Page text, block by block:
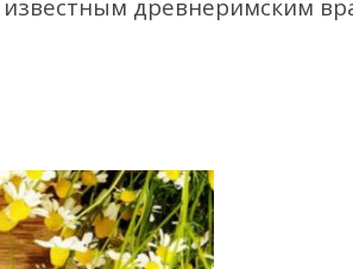
древнеримским